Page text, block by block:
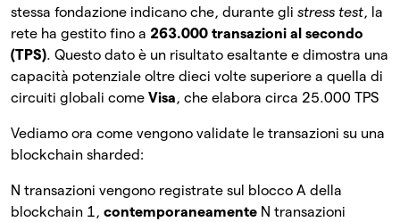
stessa fondazione indicano che, durante gli stress test, la
rete ha gestito fino a 263.000 transazioni al secondo
(TPS). Questo dato è un risultato esaltante e dimostra una
capacità potenziale oltre dieci volte superiore a quella di
circuiti globali come Visa, che elabora circa 25.000 TPS
Vediamo ora come vengono validate le transazioni su una
blockchain sharded:
N transazioni vengono registrate sul blocco A della
blockchain 1, contemporaneamente N transazioni